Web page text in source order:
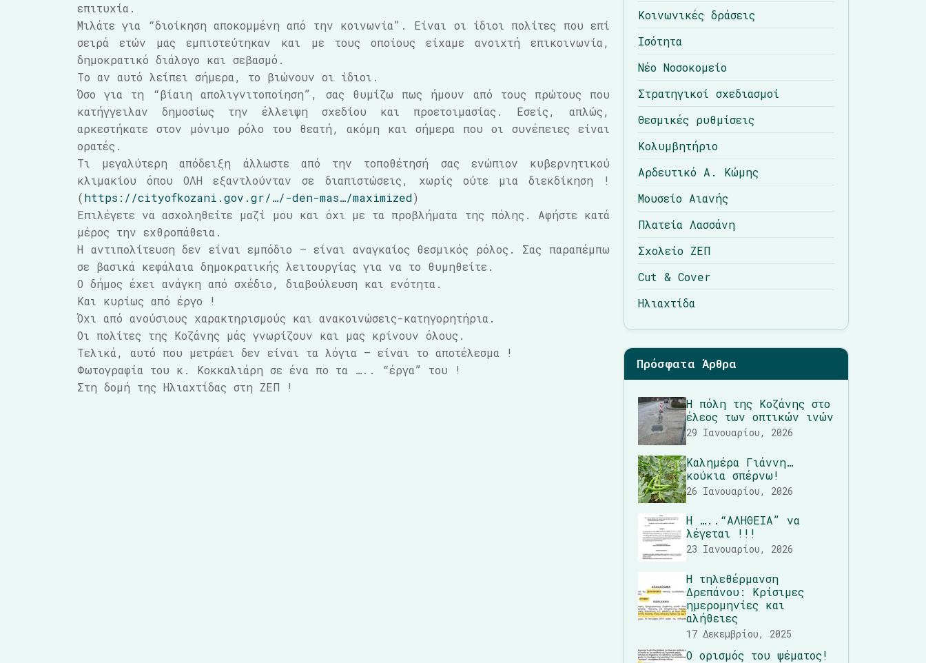
επιτυχία.
Μιλάτε για “διοίκηση αποκομμένη από την κοινωνία”. Είναι οι ίδιοι πολίτες που επί
σειρά ετών μας εμπιστεύτηκαν και με τους οποίους είχαμε ανοιχτή επικοινωνία,
δημοκρατικό διάλογο και σεβασμό.
Το αν αυτό λείπει σήμερα, το βιώνουν οι ίδιοι.
Όσο για τη “βίαιη απολιγνιτοποίηση”, σας θυμίζω πως ήμουν από τους πρώτους που
κατήγγειλαν δημοσίως την έλλειψη σχεδίου και προετοιμασίας. Εσείς, απλώς,
αρκεστήκατε στον μόνιμο ρόλο του θεατή, ακόμη και σήμερα που οι συνέπειες είναι
ορατές.
Τι μεγαλύτερη απόδειξη άλλωστε από την τοποθέτησή σας ενώπιον κυβερνητικού
κλιμακίου όπου ΟΛΗ εξαντλούνταν σε διαπιστώσεις, χωρίς ούτε μια διεκδίκηση !
(https://cityofkozani.gov.gr/…/-den-mas…/maximized)
Επιλέγετε να ασχοληθείτε μαζί μου και όχι με τα προβλήματα της πόλης. Αφήστε κατά
μέρος την εχθροπάθεια.
Η αντιπολίτευση δεν είναι εμπόδιο – είναι αναγκαίος θεσμικός ρόλος. Σας παραπέμπω
σε βασικά κεφάλαια δημοκρατικής λειτουργίας για να το θυμηθείτε.
Ο δήμος έχει ανάγκη από σχέδιο, διαβούλευση και ενότητα.
Και κυρίως από έργο !
Όχι από ανούσιους χαρακτηρισμούς και ανακοινώσεις-κατηγορητήρια.
Οι πολίτες της Κοζάνης μάς γνωρίζουν και μας κρίνουν όλους.
Τελικά, αυτό που μετράει δεν είναι τα λόγια – είναι το αποτέλεσμα !
Φωτογραφία του κ. Κοκκαλιάρη σε ένα πο τα ….. “έργα” του !
Στη δομή της Ηλιαχτίδας στη ΖΕΠ !
Κοινωνικές δράσεις
Ισότητα
Νέο Νοσοκομείο
Στρατηγικοί σχεδιασμοί
Θεσμικές ρυθμίσεις
Κολυμβητήριο
Αρδευτικό Α. Κώμης
Μουσείο Αιανής
Πλατεία Λασσάνη
Σχολείο ΖΕΠ
Cut & Cover
Ηλιαχτίδα
Πρόσφατα Άρθρα
Η πόλη της Κοζάνης στο
έλεος των οπτικών ινών
29 Ιανουαρίου, 2026
Καλημέρα Γιάννη…
κούκια σπέρνω!
26 Ιανουαρίου, 2026
Η …..“ΑΛΗΘΕΙΑ” να
λέγεται !!!
23 Ιανουαρίου, 2026
Η τηλεθέρμανση
Δρεπάνου: Κρίσιμες
ημερομηνίες και
αλήθειες
17 Δεκεμβρίου, 2025
Ο ορισμός του ψέματος!